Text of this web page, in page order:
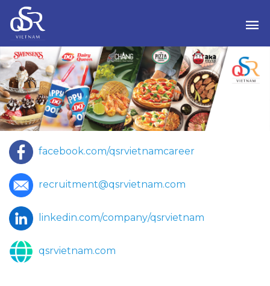
facebook.com/qsrvietnamcareer
recruitment@qsrvietnam.com
linkedin.com/company/qsrvietnam
qsrvietnam.com